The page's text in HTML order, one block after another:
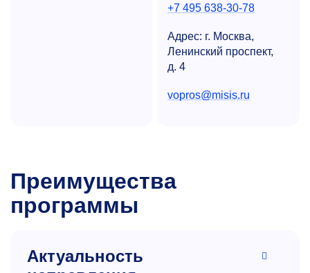
+7 495 638-30-78
Адрес: г. Москва,
Ленинский проспект,
д. 4
vopros@misis.ru
Преимущества
программы
Актуальность